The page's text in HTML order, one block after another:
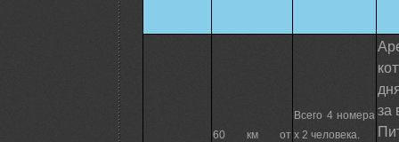
60 км от
Всего 4 номера
х 2 человека.
за